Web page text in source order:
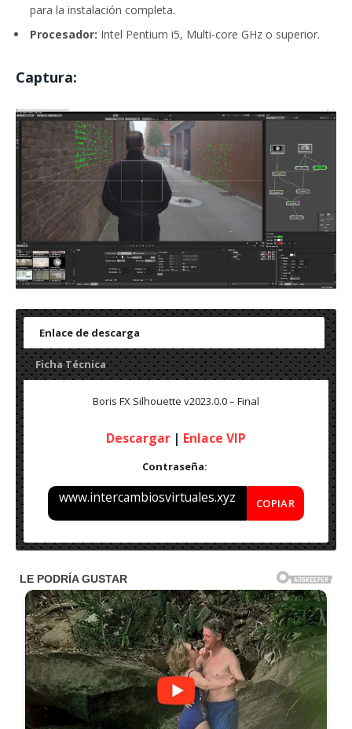
para la instalación completa.
Procesador: Intel Pentium i5, Multi-core GHz o superior.
Captura:
Enlace de descarga
Ficha Técnica
Boris FX Silhouette v2023.0.0 – Final
Descargar | Enlace VIP
Contraseña:
www.intercambiosvirtuales.xyz COPIAR
Nombre: Boris FX Silhouette v2023.0.0 – Final (2023)
Peso: 5.6 GB
Activación: Incl.
Sistema Operativo: Windows